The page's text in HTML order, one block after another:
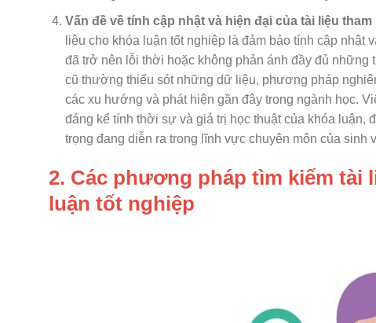
Vấn đề về tính cập nhật và hiện đại của tài liệu tham
liệu cho khóa luận tốt nghiệp là đảm bảo tính cập
đã trở nên lỗi thời hoặc không phản ánh đầy đủ
cũ thường thiếu sót những dữ liệu, phương pháp
các xu hướng và phát hiện gần đây trong ngành học.
đáng kể tính thời sự và giá trị học thuật của khóa
trọng đang diễn ra trong lĩnh vực chuyên môn của sinh
2. Các phương pháp tìm kiếm tài
luận tốt nghiệp